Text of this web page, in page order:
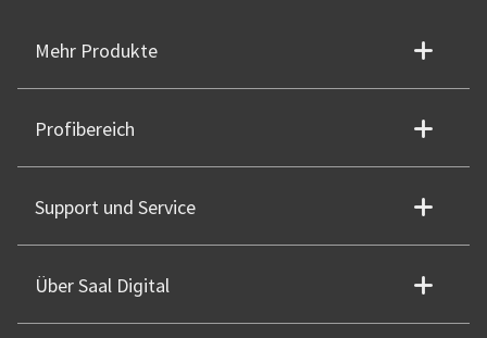
Mehr Produkte
Profibereich
Support und Service
Über Saal Digital